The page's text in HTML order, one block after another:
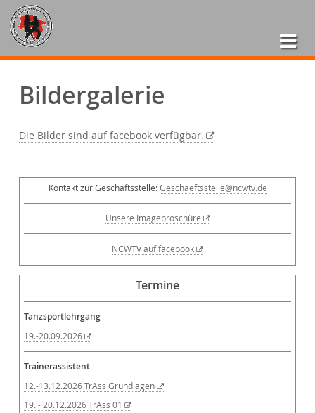
Bildergalerie
Die Bilder sind auf facebook verfügbar.
Kontakt zur Geschäftsstelle: Geschaeftsstelle@ncwtv.de
Unsere Imagebroschüre
NCWTV auf facebook
Termine
Tanzsportlehrgang
19.-20.09.2026
Trainerassistent
12.-13.12.2026 TrAss Grundlagen
19. - 20.12.2026 TrAss 01